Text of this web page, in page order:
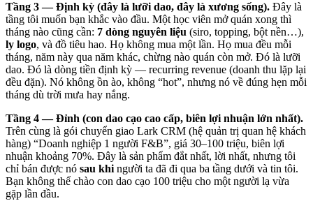
Tầng 3 — Định kỳ (đây là lưỡi dao, đây là xương sống). Đây là
tầng tôi muốn bạn khắc vào đầu. Một học viên mở quán xong thì
tháng nào cũng cần: 7 dòng nguyên liệu (siro, topping, bột nền…),
ly logo, và đồ tiêu hao. Họ không mua một lần. Họ mua đều mỗi
tháng, năm này qua năm khác, chừng nào quán còn mở. Đó là lưỡi
dao. Đó là dòng tiền định kỳ — recurring revenue (doanh thu lặp lại
đều đặn). Nó không ồn ào, không “hot”, nhưng nó về đúng hẹn mỗi
tháng dù trời mưa hay nắng.
Tầng 4 — Đỉnh (con dao cạo cao cấp, biên lợi nhuận lớn nhất).
Trên cùng là gói chuyển giao Lark CRM (hệ quản trị quan hệ khách
hàng) “Doanh nghiệp 1 người F&B”, giá 30–100 triệu, biên lợi
nhuận khoảng 70%. Đây là sản phẩm đắt nhất, lời nhất, nhưng tôi
chỉ bán được nó sau khingười ta đã đi qua ba tầng dưới và tin tôi.
Bạn không thể chào con dao cạo 100 triệu cho một người lạ vừa
gặp lần đầu.